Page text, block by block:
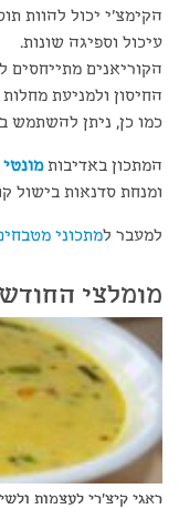
הקימצ'י יכול להוות
עיכול וספיגה שונות.
הקוריאנים מתייחסים
החיסון ולמניעת
כמו כן, ניתן להשתמש
המתכון באדיבותמונטי
ומנחת סדנאות בישול
למעבר למתכוני
מומלצי החודש
ראגי קיצ'רי לעצמות